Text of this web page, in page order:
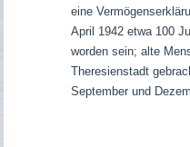
eine
April 1942 etwa 100
worden sein; alte
Theresienstadt
September und